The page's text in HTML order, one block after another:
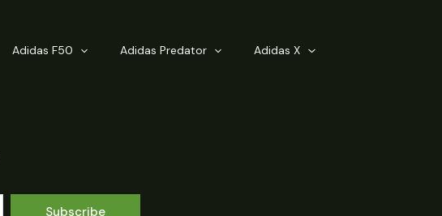
Adidas F50 Adidas Predator
Adidas X
Subscribe